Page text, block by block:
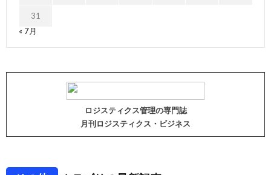
31
« 7月
ロジスティクス管理の専門誌
月刊ロジスティクス・ビジネス